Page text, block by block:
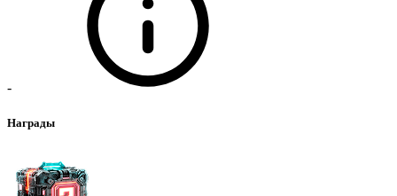
-
Награды